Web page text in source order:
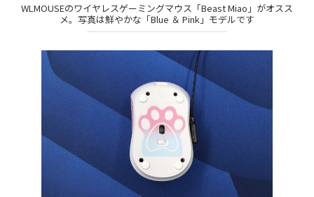
WLMOUSEのワイヤレスゲーミングマウス「Beast Miao」がオスス
メ。写真は鮮やかな「Blue ＆ Pink」モデルです